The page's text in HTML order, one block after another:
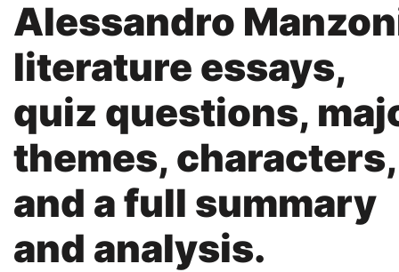
Alessandro
literature essays,
quiz questions,
themes, characters,
and a full summary
and analysis.